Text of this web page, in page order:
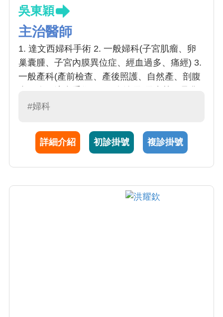
吳東穎
主治醫師
1. 達文西婦科手術 2. 一般婦科(子宮肌瘤、卵
巢囊腫、子宮內膜異位症、經血過多、痛經) 3.
一般產科(產前檢查、產後照護、自然產、剖腹
腔脫垂) 5. 婦科手術、微創腹腔鏡手術、子宮鏡
抹片異常、陰道鏡檢查、子宮鏡檢查 8. 反覆性
陰道炎、更年期萎縮性陰道炎、陰道雷射治療
#婦科
詳細介紹 初診掛號 複診掛號